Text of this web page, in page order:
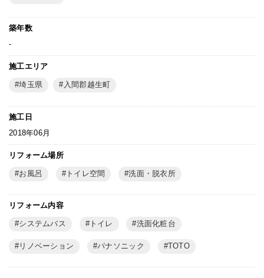
築年数
-
施工エリア
埼玉県 入間郡越生町
施工日
2018年06月
リフォーム場所
お風呂 トイレ空間 洗面・脱衣所
リフォーム内容
システムバス トイレ 洗面化粧台
リノベーション パナソニック TOTO